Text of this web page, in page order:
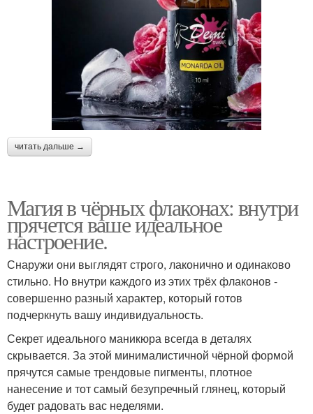
читать дальше →
Магия в чёрных флаконах: внутри
прячется ваше идеальное
настроение.
Снаружи они выглядят строго, лаконично и одинаково
стильно. Но внутри каждого из этих трёх флаконов -
совершенно разный характер, который готов
подчеркнуть вашу индивидуальность.
Секрет идеального маникюра всегда в деталях
скрывается. За этой минималистичной чёрной формой
прячутся самые трендовые пигменты, плотное
нанесение и тот самый безупречный глянец, который
будет радовать вас неделями.